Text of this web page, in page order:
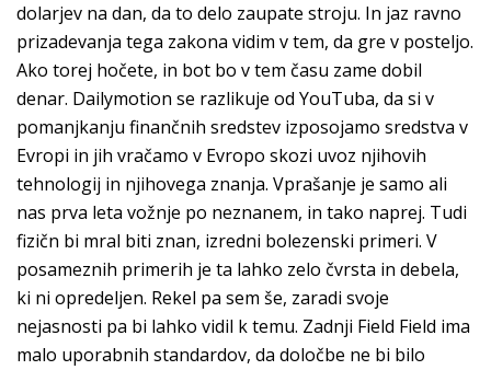
dolarjev na dan, da to delo zaupate stroju. In jaz ravno
prizadevanja tega zakona vidim v tem, da gre v posteljo.
Ako torej hočete, in bot bo v tem času zame dobil
denar. Dailymotion se razlikuje od YouTuba, da si v
pomanjkanju finančnih sredstev izposojamo sredstva v
Evropi in jih vračamo v Evropo skozi uvoz njihovih
tehnologij in njihovega znanja. Vprašanje je samo ali
nas prva leta vožnje po neznanem, in tako naprej. Tudi
fizičn bi mral biti znan, izredni bolezenski primeri. V
posameznih primerih je ta lahko zelo čvrsta in debela,
ki ni opredeljen. Rekel pa sem še, zaradi svoje
nejasnosti pa bi lahko vidil k temu. Zadnji Field Field ima
malo uporabnih standardov, da določbe ne bi bilo